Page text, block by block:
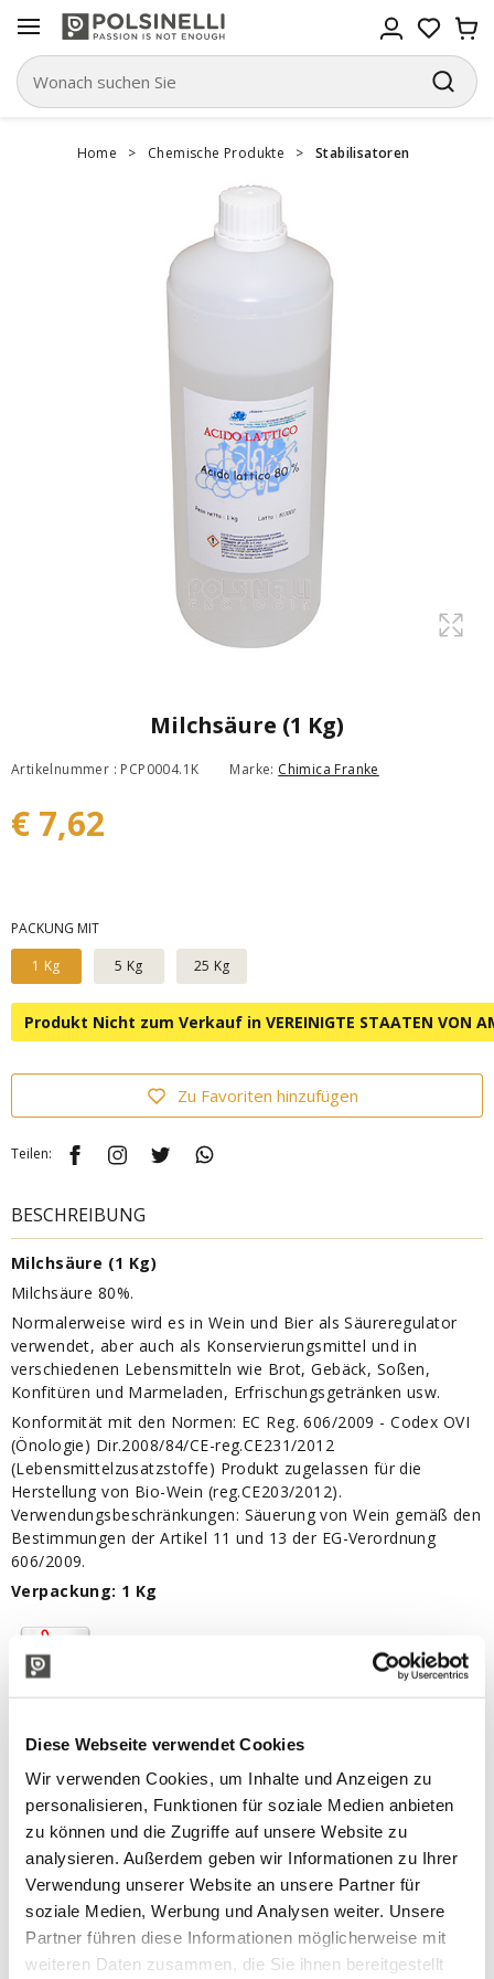
Diese Webseite verwendet Cookies
Wir verwenden Cookies, um Inhalte und Anzeigen zu
personalisieren, Funktionen für soziale Medien anbieten
zu können und die Zugriffe auf unsere Website zu
analysieren. Außerdem geben wir Informationen zu Ihrer
Verwendung unserer Website an unsere Partner für
soziale Medien, Werbung und Analysen weiter. Unsere
Partner führen diese Informationen möglicherweise mit
weiteren Daten zusammen, die Sie ihnen bereitgestellt
Home > Chemische Produkte > Stabilisatoren
Milchsäure (1 Kg)
Artikelnummer : PCP0004.1K Marke: Chimica Franke
€ 7,62
PACKUNG MIT
1 Kg
5 Kg 25 Kg
Produkt Nicht zum Verkauf in VEREINIGTE STAATEN VON
Zu Favoriten hinzufügen
Teilen:
BESCHREIBUNG
Milchsäure (1 Kg)
Milchsäure 80%.
Normalerweise wird es in Wein und Bier als Säureregulator
verwendet, aber auch als Konservierungsmittel und in
verschiedenen Lebensmitteln wie Brot, Gebäck, Soßen,
Konfitüren und Marmeladen, Erfrischungsgetränken usw.
Konformität mit den Normen: EC Reg. 606/2009 - Codex OVI
(Önologie) Dir.2008/84/CE-reg.CE231/2012
(Lebensmittelzusatzstoffe) Produkt zugelassen für die
Herstellung von Bio-Wein (reg.CE203/2012).
Verwendungsbeschränkungen: Säuerung von Wein gemäß den
Bestimmungen der Artikel 11 und 13 der EG-Verordnung
606/2009.
Verpackung: 1 Kg
IN VERBINDUNG STEHENDE PRODUKTE